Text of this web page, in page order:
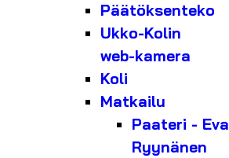
Päätöksenteko
Ukko-Kolin
web-kamera
Koli
Matkailu
Paateri - Eva
Ryynänen